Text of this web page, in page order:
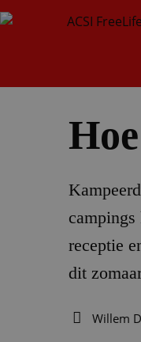
receptie
dit
Willem